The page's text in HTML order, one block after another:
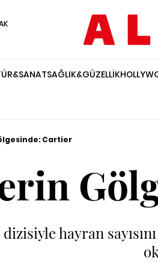
SAĞLIK&GÜZELLİK
Cartier
hayran